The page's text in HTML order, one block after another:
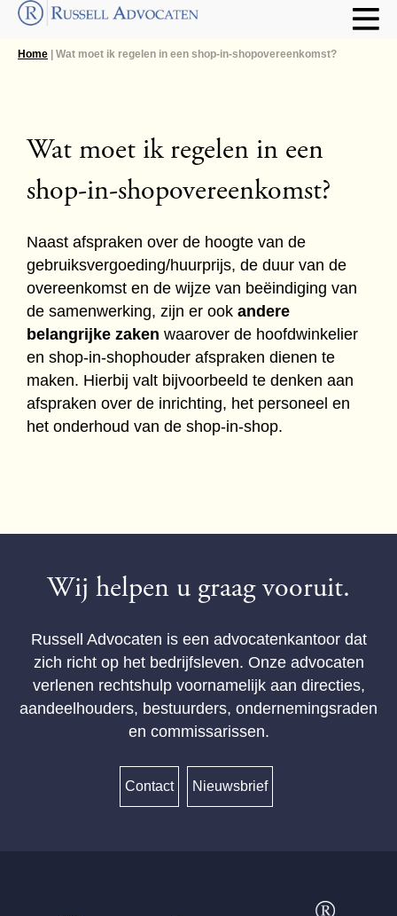
Home | Wat moet ik regelen in een shop-in-shopovereenkomst?
Wat moet ik regelen in een
shop-in-shopovereenkomst?
Naast afspraken over de hoogte van de
gebruiksvergoeding/huurprijs, de duur van de
overeenkomst en de wijze van beëindiging van
de samenwerking, zijn er ook andere
belangrijke zaken waarover de hoofdwinkelier
en shop-in-shophouder afspraken dienen te
maken. Hierbij valt bijvoorbeeld te denken aan
afspraken over de inrichting, het personeel en
het onderhoud van de shop-in-shop.
Wij helpen u graag vooruit.
Russell Advocaten is een advocatenkantoor dat
zich richt op het bedrijfsleven. Onze advocaten
verlenen rechtshulp voornamelijk aan directies,
aandeelhouders, bestuurders, ondernemingsraden
en commissarissen.
Contact Nieuwsbrief